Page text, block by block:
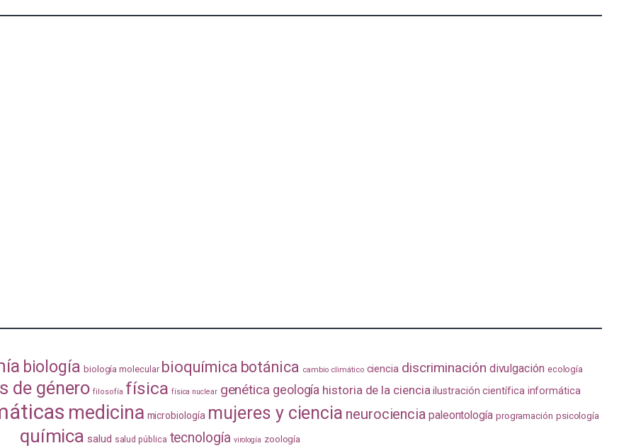
biología biología molecular bioquímica botánica cambio climático ciencia discriminación divulgación ecología
de género filosofía física física nuclear genética geología historia de la ciencia ilustración científica informática
medicina microbiología mujeres y ciencia neurociencia paleontología programación psicología
química salud salud pública tecnología virología zoología